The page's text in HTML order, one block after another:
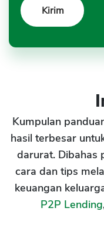
Kumpulan
hasil terbesar
darurat. Dibahas
cara dan tips
keuangan
P2P Lending